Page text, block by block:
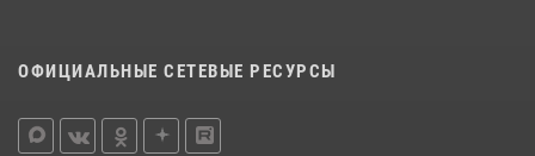
ОФИЦИАЛЬНЫЕ СЕТЕВЫЕ РЕСУРСЫ